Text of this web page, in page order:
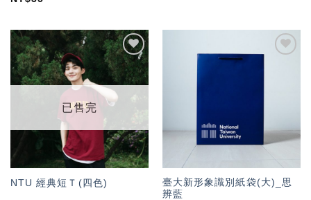
加入
「願
望輕
單」
已售完
NTU 經典短Ｔ(四色)
臺大新形象識別紙袋(大)_思
辨藍